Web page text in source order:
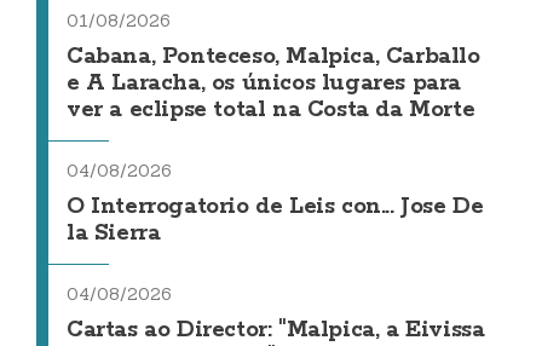
01/08/2026
Cabana, Ponteceso, Malpica, Carballo
e A Laracha, os únicos lugares para
ver a eclipse total na Costa da Morte
04/08/2026
O Interrogatorio de Leis con... Jose De
la Sierra
04/08/2026
Cartas ao Director: "Malpica, a Eivissa